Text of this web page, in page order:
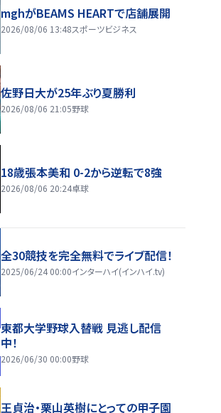
mghがBEAMS HEARTで店舗展開
2026/08/06 13:48スポーツビジネス
佐野日大が25年ぶり夏勝利
2026/08/06 21:05野球
18歳張本美和 0-2から逆転で8強
2026/08/06 20:24卓球
全30競技を完全無料でライブ配信！
2025/06/24 00:00インターハイ(インハイ.tv)
東都大学野球入替戦 見逃し配信
中！
2026/06/30 00:00野球
王貞治・栗山英樹にとっての甲子園